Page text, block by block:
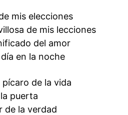
mis elecciones
de mis lecciones
del amor
en la noche
de la vida
puerta
de la verdad